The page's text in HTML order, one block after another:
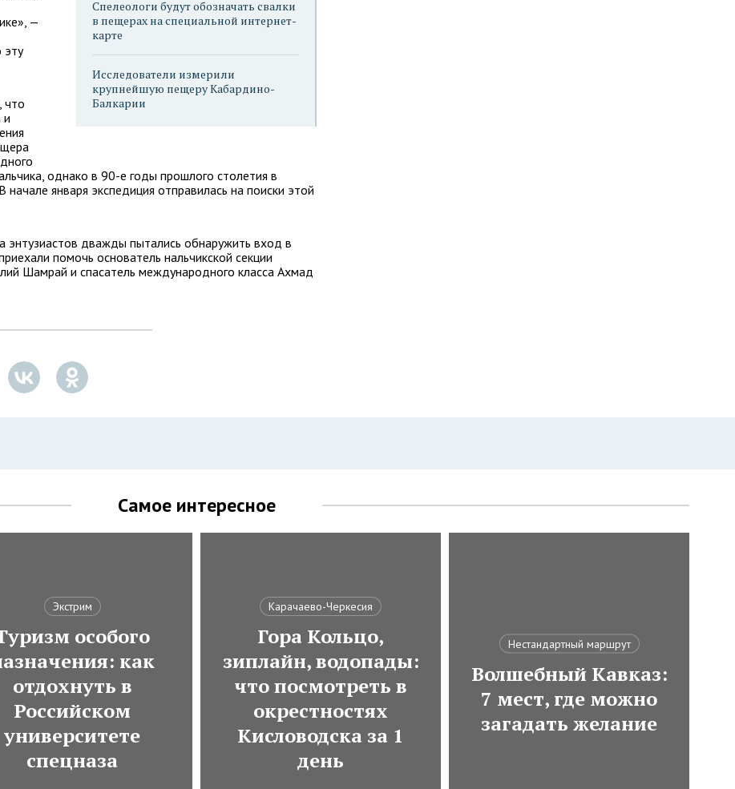
Спелеологи будут обозначать свалки
в пещерах на специальной интернет-
карте
Исследователи измерили
крупнейшую пещеру Кабардино-
Балкарии
—
что
и
однако в 90-е годы прошлого столетия в
января экспедиция отправилась на поиски этой
энтузиастов дважды пытались обнаружить вход в
помочь основатель нальчикской секции
Шамрай и спасатель международного класса Ахмад
Самое интересное
Экстрим
особого
как
отдохнуть в
Российском
университете
спецназа
Карачаево-Черкесия
Гора Кольцо,
зиплайн, водопады:
что посмотреть в
окрестностях
Кисловодска за 1
день
Нестандартный маршрут
Волшебный Кавказ:
7 мест, где можно
загадать желание